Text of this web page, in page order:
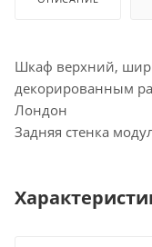
Шкаф верхний,
декорированным
Лондон
Задняя стенка